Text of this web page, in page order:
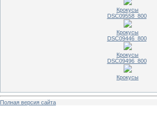
Крокусы
DSC09558_800
Крокусы
DSC09446_800
Крокусы
DSC09496_800
Крокусы
Полная версия сайта